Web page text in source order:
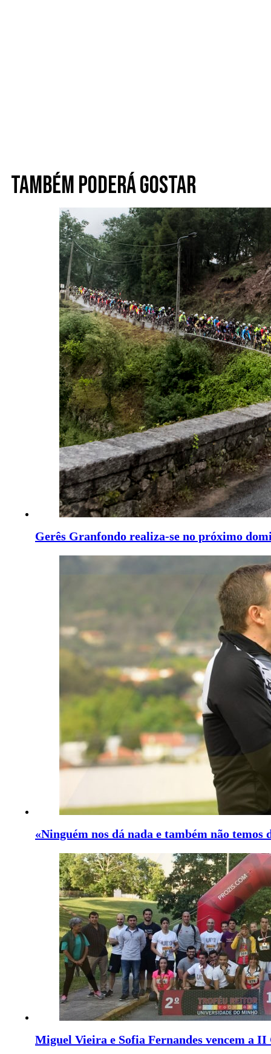
Também poderá gostar
Gerês Granfondo realiza-se no próximo
«Ninguém nos dá nada e também não temos
Miguel Vieira e Sofia Fernandes vencem a